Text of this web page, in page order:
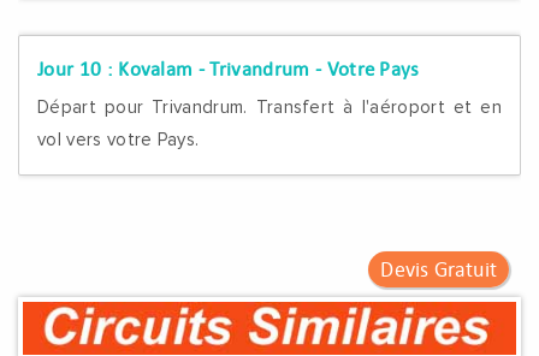
Jour 10 : Kovalam - Trivandrum - Votre Pays
Départ pour Trivandrum. Transfert à l'aéroport et en
vol vers votre Pays.
Devis Gratuit